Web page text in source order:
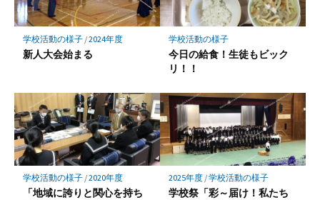
学校活動の様子/2024年度
新人大会始まる
学校活動の様子
今日の給食！生徒もビック
リ！！
学校活動の様子/2020年度
「地域に誇りと関心を持ち
2025年度/学校活動の様子
学校祭「彩～届け！私たち